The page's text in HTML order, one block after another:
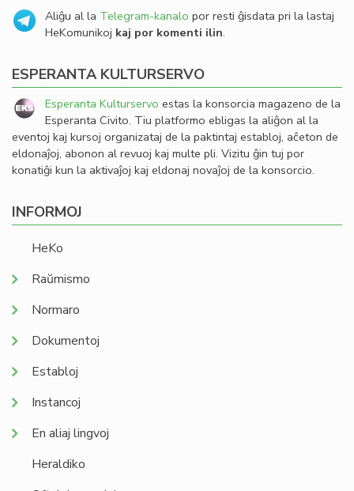
Aliĝu al la Telegram-kanalo por resti ĝisdata pri la lastaj
HeKomunikoj kaj por komenti ilin.
ESPERANTA KULTURSERVO
Esperanta Kulturservo estas la konsorcia magazeno de la
Esperanta Civito. Tiu platformo ebligas la aliĝon al la
eventoj kaj kursoj organizataj de la paktintaj establoj, aĉeton de
eldonaĵoj, abonon al revuoj kaj multe pli. Vizitu ĝin tuj por
konatiĝi kun la aktivaĵoj kaj eldonaj novaĵoj de la konsorcio.
INFORMOJ
HeKo
Raŭmismo
Normaro
Dokumentoj
Establoj
Instancoj
En aliaj lingvoj
Heraldiko